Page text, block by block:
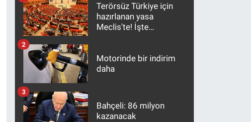
Terörsüz Türkiye için
hazırlanan yasa
Meclis'te! İşte
Motorinde bir indirim
daha
2
Bahçeli: 86 milyon
kazanacak
3